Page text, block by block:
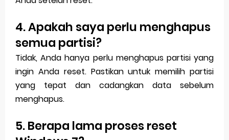
4. Apakah saya perlu menghapus
semua partisi?
Tidak, Anda hanya perlu menghapus partisi yang
ingin Anda reset. Pastikan untuk memilih partisi
yang tepat dan cadangkan data sebelum
menghapus.
5. Berapa lama proses reset